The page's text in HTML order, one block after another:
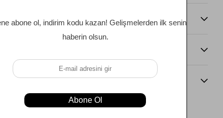
Ürün Önerileri
Beden Kılavuzu